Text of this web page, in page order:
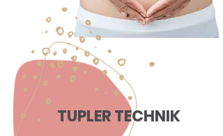
TUPLER TECHNIK